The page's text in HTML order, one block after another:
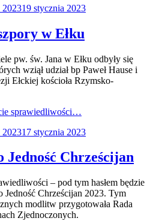
202319 stycznia 2023
w Ełku
pw. św. Jana w Ełku odbyły się
wziął udział bp Paweł Hause i
Ełckiej kościoła Rzymsko-
sprawiedliwości…
202317 stycznia 2023
Chrześcijan
– pod tym hasłem będzie
Jedność Chrześcijan 2023. Tym
modlitw przygotowała Rada
Zjednoczonych.